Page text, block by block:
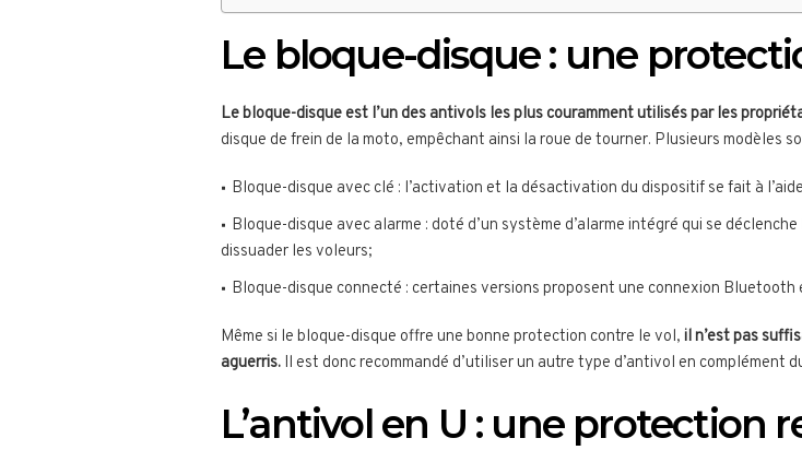
Le bloque-disque : une
Le bloque-disque est l’un des antivols les plus couramment utilisés par les
disque de frein de la moto, empêchant ainsi la roue de tourner. Plusieurs
Bloque-disque avec clé : l’activation et la désactivation du dispositif se fait à
Bloque-disque avec alarme : doté d’un système d’alarme intégré qui se
dissuader les voleurs;
Bloque-disque connecté : certaines versions proposent une connexion
Même si le bloque-disque offre une bonne protection contre le vol, il n’est pas
aguerris. Il est donc recommandé d’utiliser un autre type d’antivol en complément
L’antivol en U : une protection